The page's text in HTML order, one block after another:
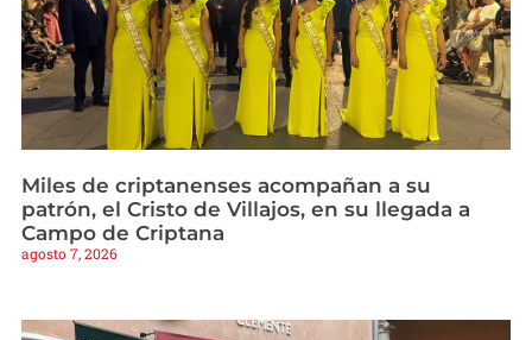
Miles de criptanenses acompañan a su
patrón, el Cristo de Villajos, en su llegada a
Campo de Criptana
agosto 7, 2026